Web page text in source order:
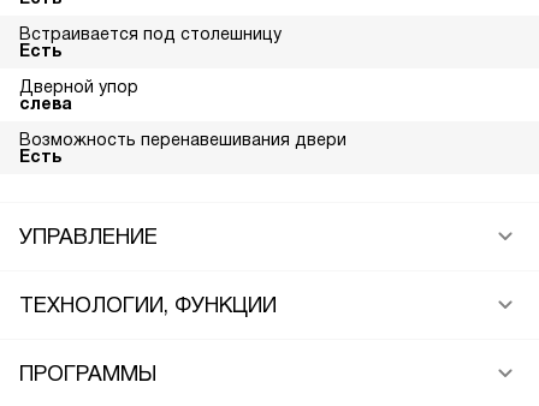
Встраивается под столешницу
Есть
Дверной упор
слева
Возможность перенавешивания двери
Есть
УПРАВЛЕНИЕ
ТЕХНОЛОГИИ, ФУНКЦИИ
ПРОГРАММЫ